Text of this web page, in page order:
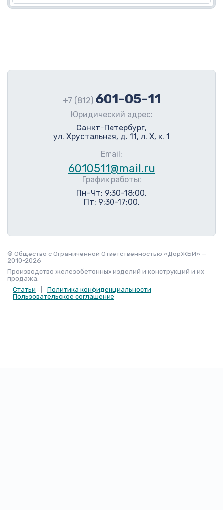
+7 (812) 601-05-11
Юридический адрес:
Санкт-Петербург,
ул. Хрустальная, д. 11, л. Х, к. 1
Email:
6010511@mail.ru
График работы:
Пн-Чт: 9:30-18:00.
Пт: 9:30-17:00.
© Общество с Ограниченной Ответственностью «ДорЖБИ» —
2010-2026
Производство железобетонных изделий и конструкций и их
продажа.
Статьи
Политика конфиденциальности
Пользовательское соглашение